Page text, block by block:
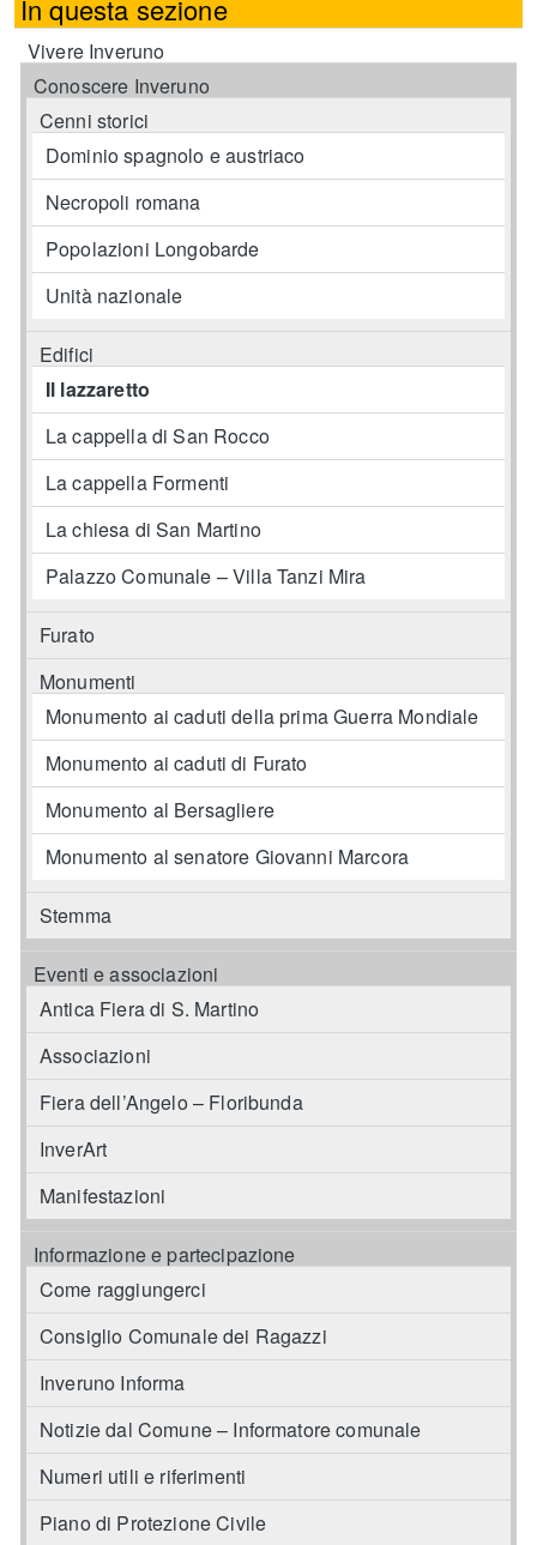
In questa sezione
Vivere Inveruno
Conoscere Inveruno
Cenni storici
Dominio spagnolo e austriaco
Necropoli romana
Popolazioni Longobarde
Unità nazionale
Edifici
Il lazzaretto
La cappella di San Rocco
La cappella Formenti
La chiesa di San Martino
Palazzo Comunale – Villa Tanzi Mira
Furato
Monumenti
Monumento ai caduti della prima Guerra Mondiale
Monumento ai caduti di Furato
Monumento al Bersagliere
Monumento al senatore Giovanni Marcora
Stemma
Eventi e associazioni
Antica Fiera di S. Martino
Associazioni
Fiera dell’Angelo – Floribunda
InverArt
Manifestazioni
Informazione e partecipazione
Come raggiungerci
Consiglio Comunale dei Ragazzi
Inveruno Informa
Notizie dal Comune – Informatore comunale
Numeri utili e riferimenti
Piano di Protezione Civile